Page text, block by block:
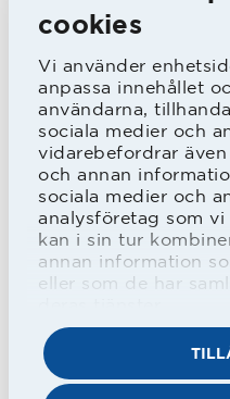
cookies
Vi använder
anpassa innehållet
användarna,
sociala medier och
vidarebefordrar
och annan
sociala medier och
analysföretag som vi
kan i sin tur
annan information
eller som de har
inför 1981 men
försvann på
en sista säsong i
blivit många
Lennart Ljung.
- Jag har varit A-
annat Alets IK,
och BK Astrio
HBK redan 1982
vid olika tillfällen